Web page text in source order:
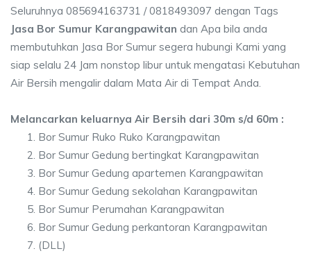
Seluruhnya 085694163731 / 0818493097 dengan Tags
Jasa Bor Sumur Karangpawitan dan Apa bila anda
membutuhkan Jasa Bor Sumur segera hubungi Kami yang
siap selalu 24 Jam nonstop libur untuk mengatasi Kebutuhan
Air Bersih mengalir dalam Mata Air di Tempat Anda.
Melancarkan keluarnya Air Bersih dari 30m s/d 60m :
Bor Sumur Ruko Ruko Karangpawitan
Bor Sumur Gedung bertingkat Karangpawitan
Bor Sumur Gedung apartemen Karangpawitan
Bor Sumur Gedung sekolahan Karangpawitan
Bor Sumur Perumahan Karangpawitan
Bor Sumur Gedung perkantoran Karangpawitan
(DLL)